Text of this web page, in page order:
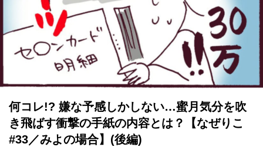
何コレ!? 嫌な予感しかしない…蜜月気分を吹
き飛ばす衝撃の手紙の内容とは？【なぜりこ
#33／みよの場合】(後編)